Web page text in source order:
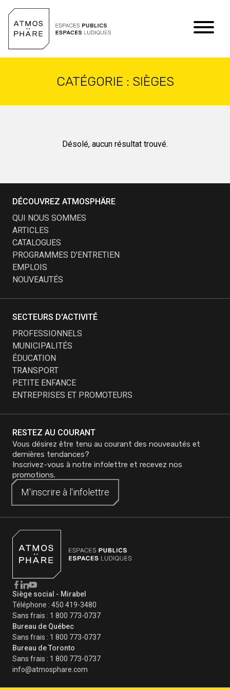
CATÉGORIE : SIÈGES
Désolé, aucun résultat trouvé.
Siège social - Mirabel
Téléphone : 450 419-3480
Sans frais : 1 800 773-0737
Bureau de Québec
Sans frais : 1 800 773-0737
Bureau de Toronto
Sans frais : 1 800 773-0737
info@atmosphare.com
RESTEZ AU COURANT
Vous désirez être tenu au courant des nouveautés et
dernières tendances?
Inscrivez-vous à notre infolettre et recevez nos
promotions.
M'inscrire à l'infolettre
M'inscrire à l'infolettre
DÉCOUVREZ ATMOSPHÄRE
QUI NOUS SOMMES
ARTICLES
CATALOGUES
PROGRAMMES D'ENTRETIEN
EMPLOIS
NOUVEAUTÉS
SECTEURS D'ACTIVITÉ
PROFESSIONNELS
MUNICIPALITÉS
ÉDUCATION
TRANSPORT
PETITE ENFANCE
ENTREPRISES ET PROMOTEURS